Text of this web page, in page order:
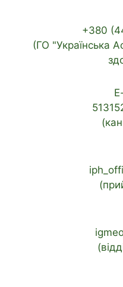
+380
(ГО "Українська